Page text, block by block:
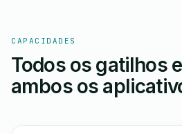
CAPACIDADES
Todos os gatilhos
ambos os